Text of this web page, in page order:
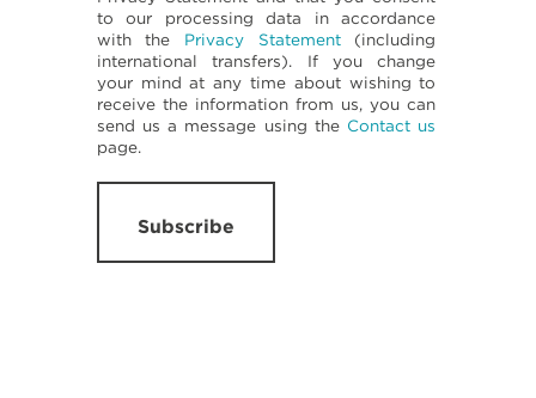
to our processing data in accordance
with the Privacy Statement(including
international transfers). If you change
your mind at any time about wishing to
receive the information from us, you can
send us a message using the Contact us
page.
Subscribe